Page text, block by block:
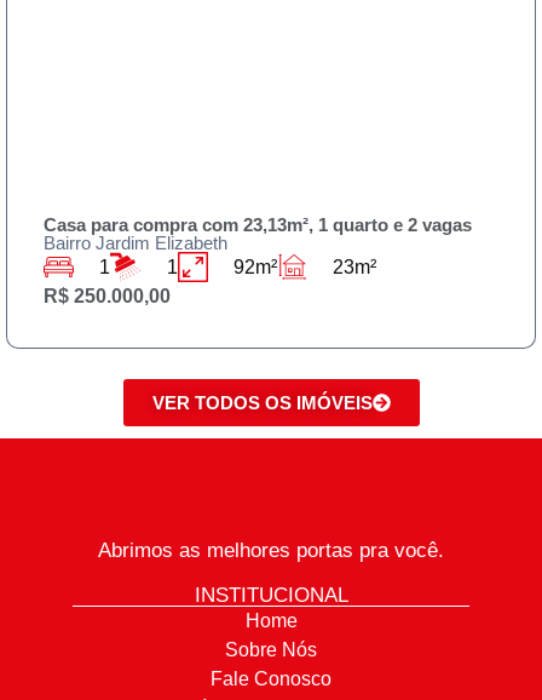
Casa para compra com 23,13m², 1 quarto e 2 vagas
Bairro Jardim Elizabeth
1
1 92m²
23m²
R$ 250.000,00
VER TODOS OS IMÓVEIS
Abrimos as melhores portas pra você.
INSTITUCIONAL
Home
Sobre Nós
Fale Conosco